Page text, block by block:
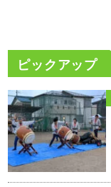
ピックアップ